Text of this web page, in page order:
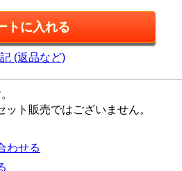
(返品など)
ト販売ではございません。
わせる